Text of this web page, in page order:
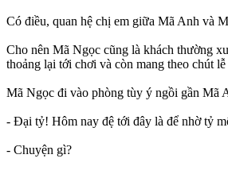
Có điều, quan hệ chị em giữa Mã Anh và
Cho nên Mã Ngọc cũng là khách thường
thoảng lại tới chơi và còn mang theo chút lễ
Mã Ngọc đi vào phòng tùy ý ngồi gần Mã
- Đại tỷ! Hôm nay đệ tới đây là để nhờ tỷ
- Chuyện gì?